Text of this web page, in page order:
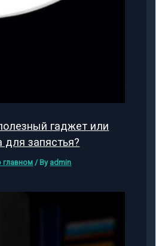
гаджет или
для запястья?
главном / By admin